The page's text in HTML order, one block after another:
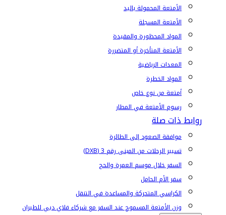
الأمتعة المحمولة باليد
الأمتعة المسجلة
المواد المحظورة والمقيدة
الأمتعة المتأخرة أو المتضررة
المعدات الرياضية
المواد الخطرة
أمتعة من نوع خاص
رسوم الأمتعة في المطار
روابط ذات صلة
موافقة الصعود إلى الطائرة
تسيير الرحلات من المبنى رقم 3 (DXB)
السفر خلال موسم العمرة والحج
سفر الأم الحامل
الكراسي المتحركة والمساعدة في التنقل
وزن الأمتعة المسموح عند السفر مع شركاء فلاي دبي للطيران